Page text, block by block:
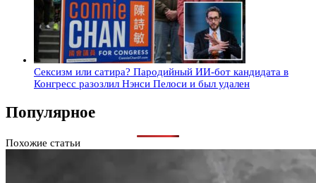
Сексизм или сатира? Пародийный ИИ-бот кандидата в
Конгресс разозлил Нэнси Пелоси и был удален
Популярное
Похожие статьи